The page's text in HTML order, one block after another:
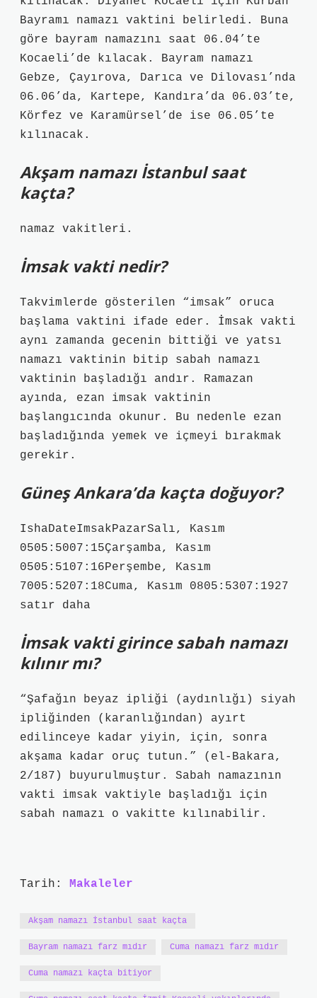
Bayramı namazı vaktini belirledi. Buna
göre bayram namazını saat 06.04’te
Kocaeli’de kılacak. Bayram namazı
Gebze, Çayırova, Darıca ve Dilovası’nda
06.06’da, Kartepe, Kandıra’da 06.03’te,
Körfez ve Karamürsel’de ise 06.05’te
kılınacak.
Akşam namazı İstanbul saat
kaçta?
namaz vakitleri.
İmsak vakti nedir?
Takvimlerde gösterilen “imsak” oruca
başlama vaktini ifade eder. İmsak vakti
aynı zamanda gecenin bittiği ve yatsı
namazı vaktinin bitip sabah namazı
vaktinin başladığı andır. Ramazan
ayında, ezan imsak vaktinin
başlangıcında okunur. Bu nedenle ezan
başladığında yemek ve içmeyi bırakmak
gerekir.
Güneş Ankara’da kaçta doğuyor?
IshaDateImsakPazarSalı, Kasım
0505:5007:15Çarşamba, Kasım
0505:5107:16Perşembe, Kasım
7005:5207:18Cuma, Kasım 0805:5307:1927
satır daha
İmsak vakti girince sabah namazı
kılınır mı?
“Şafağın beyaz ipliği (aydınlığı) siyah
ipliğinden (karanlığından) ayırt
edilinceye kadar yiyin, için, sonra
akşama kadar oruç tutun.” (el-Bakara,
2/187) buyurulmuştur. Sabah namazının
vakti imsak vaktiyle başladığı için
sabah namazı o vakitte kılınabilir.
Tarih: Makaleler
Akşam namazı İstanbul saat kaçta
Bayram namazı farz mıdır Cuma namazı farz mıdır
Cuma namazı kaçta bitiyor